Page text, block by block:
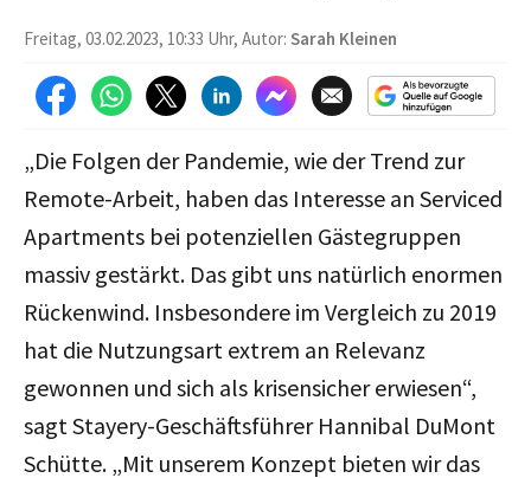
Freitag, 03.02.2023, 10:33 Uhr, Autor: Sarah Kleinen
„Die Folgen der Pandemie, wie der Trend zur
Remote-Arbeit, haben das Interesse an Serviced
Apartments bei potenziellen Gästegruppen
massiv gestärkt. Das gibt uns natürlich enormen
Rückenwind. Insbesondere im Vergleich zu 2019
hat die Nutzungsart extrem an Relevanz
gewonnen und sich als krisensicher erwiesen“,
sagt Stayery-Geschäftsführer Hannibal DuMont
Schütte. „Mit unserem Konzept bieten wir das